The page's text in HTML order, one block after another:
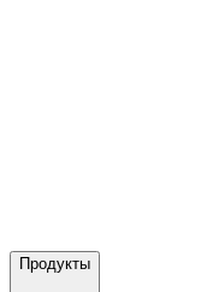
Продукты